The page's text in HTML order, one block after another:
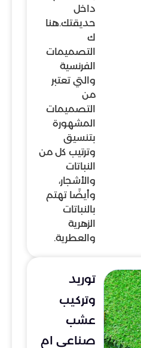
داخل
حديقتك.هنا
ك
التصميمات
الفرنسية
والتي تعتبر
من
التصميمات
المشهورة
بتنسيق
وترتيب كل من
النباتات
والأشجار،
وأيضًا تهتم
بالنباتات
الزهرية
والعطرية.
توريد
وتركيب
عشب
صناعي ام